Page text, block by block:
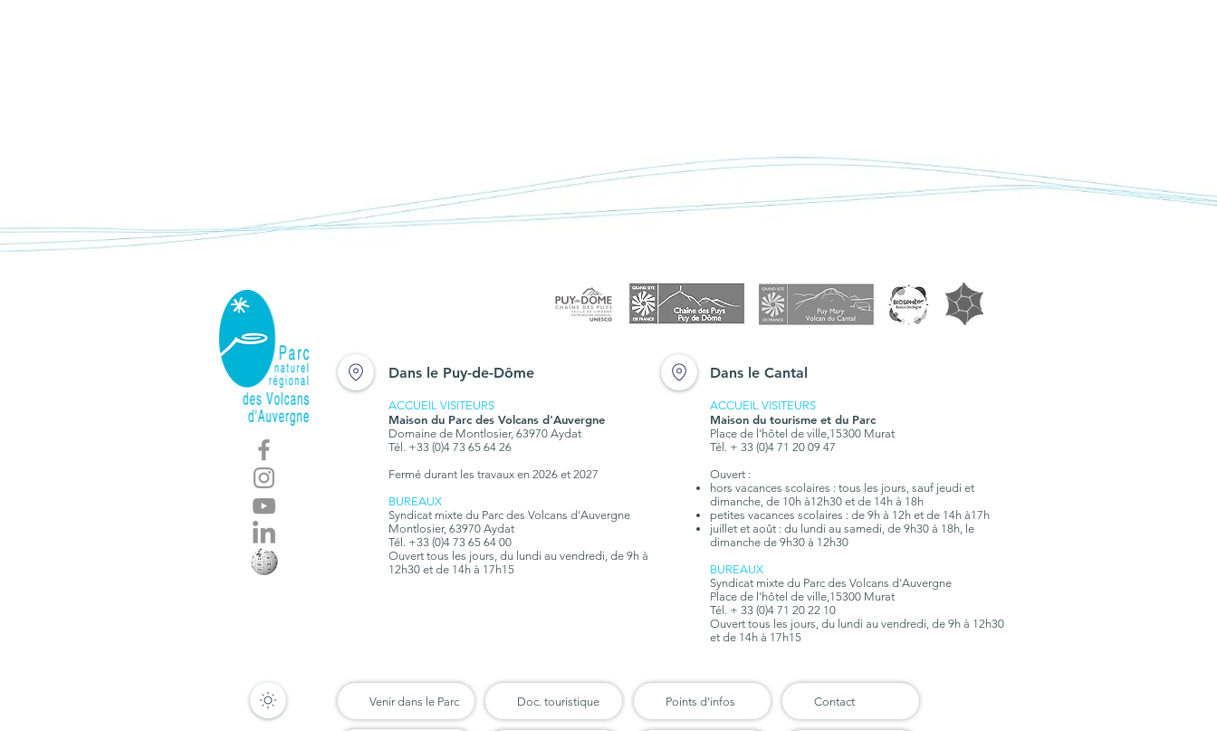
Soutien au pastoralisme :
le Parc des Volcans
d’Auvergne propose des
aides aux collectifs
d'éleveurs
< Retour à "Actualités"
Dans le Puy-de-Dôme
ACCUEIL VISITEURS
Maison du Parc des Volcans d'Auvergne
Domaine de Montlosier, 63970 Aydat
Tél. +33 (0)4 73 65 64 26
Fermé durant les travaux en 2026 et 2027
BUREAUX
Syndicat mixte du Parc des Volcans d'Auvergne
Montlosier, 63970 Aydat
Tél. +33 (0)4 73 65 64 00
Ouvert tous les jours, du lundi au vendredi, de 9h à
12h30 et de 14h à 17h15
Dans le Cantal
ACCUEIL VISITEURS
Maison du tourisme et du Parc
Place de l'hôtel de ville,15300 Murat
Tél. + 33 (0)4 71 20 09 47
Ouvert :
hors vacances scolaires : tous les jours, sauf jeudi et
dimanche, de 10h à12h30 et de 14h à 18h
petites vacances scolaires : de 9h à 12h et de 14h à17h
juillet et août : du lundi au samedi, de 9h30 à 18h, le
dimanche de 9h30 à 12h30
BUREAUX
Syndicat mixte du Parc des Volcans d'Auvergne
Place de l'hôtel de ville,15300 Murat
Tél. + 33 (0)4 71 20 22 10
Ouvert tous les jours, du lundi au vendredi, de 9h à 12h30
et de 14h à 17h15
Venir dans le Parc Doc. touristique Points d'infos Contact